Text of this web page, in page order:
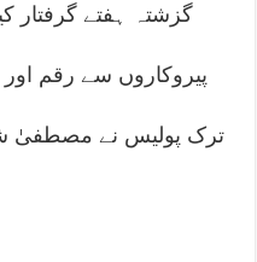
گزشتہ ہفتے گرفتار
پیروکاروں سے رقم اور
ترک پولیس نے مصطفیٰ